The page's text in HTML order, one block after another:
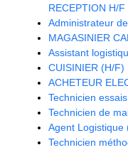
RECEPTION H/F
Administrateur
MAGASINIER
Assistant
CUISINIER (H/F)
ACHETEUR
Technicien
Technicien de
Agent Logistique
Technicien